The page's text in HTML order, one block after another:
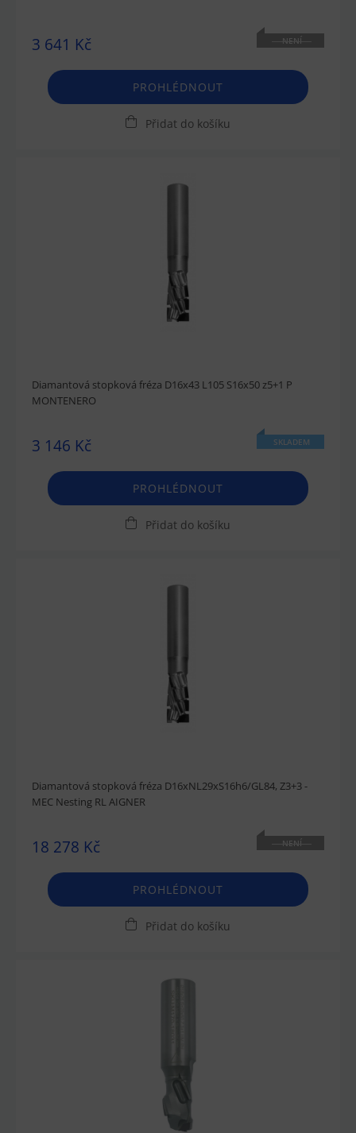
3 641 Kč
NENÍ
PROHLÉDNOUT
Přidat do košíku
Diamantová stopková fréza D16x43 L105 S16x50 z5+1 P
MONTENERO
3 146 Kč SKLADEM
PROHLÉDNOUT
Přidat do košíku
Diamantová stopková fréza D16xNL29xS16h6/GL84, Z3+3 -
MEC Nesting RL AIGNER
18 278 Kč
NENÍ
PROHLÉDNOUT
Přidat do košíku